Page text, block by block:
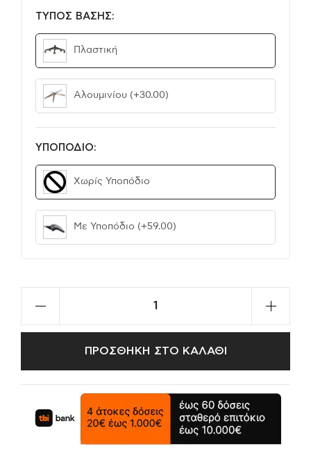
ΤΥΠΟΣ ΒΑΣΗΣ:
Πλαστική
Αλουμινίου (+30.00)
ΥΠΟΠΟΔΙΟ:
Χωρίς Υποπόδιο
Με Υποπόδιο (+59.00)
ΠΡΟΣΘΗΚΗ ΣΤΟ ΚΑΛΑΘΙ